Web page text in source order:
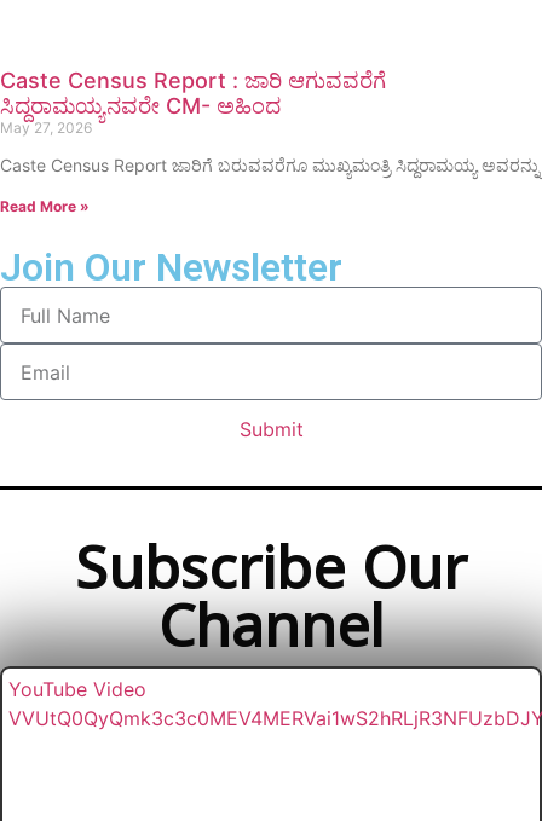
Caste Census Report : ಜಾರಿ ಆಗುವವರೆಗೆ
ಸಿದ್ದರಾಮಯ್ಯನವರೇ CM- ಅಹಿಂದ
May 27, 2026
Caste Census Report ಜಾರಿಗೆ ಬರುವವರೆಗೂ ಮುಖ್ಯಮಂತ್ರಿ ಸಿದ್ದರಾಮಯ್ಯ ಅವರನ್ನು
Read More »
Join Our Newsletter
Submit
Subscribe Our
Channel
YouTube Video